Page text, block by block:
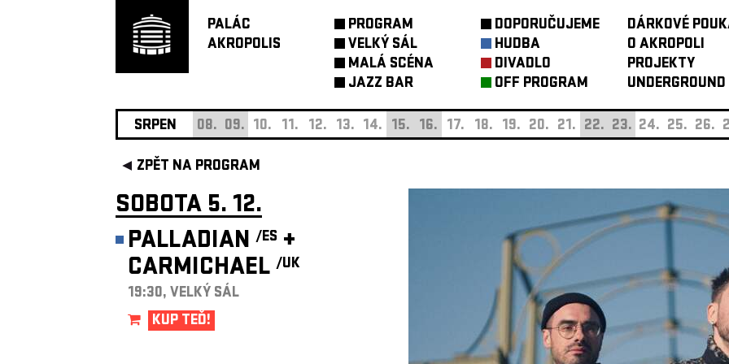
PALÁC
AKROPOLIS
PROGRAM
VELKÝ SÁL
MALÁ SCÉNA
JAZZ BAR
DOPORUČUJEME
HUDBA
DIVADLO
OFF PROGRAM
DÁRKOVÉ
O AKROPOLI
PROJEKTY
UNDERGROUND
SRPEN 08. 09. 10. 11. 12. 13. 14. 15. 16. 17. 18. 19. 20. 21. 22. 23. 24. 25. 26.
ZPĚT NA PROGRAM
SOBOTA 5. 12.
PALLADIAN /ES +
CARMICHAEL /UK
19:30, VELKÝ SÁL
KUP TEĎ!